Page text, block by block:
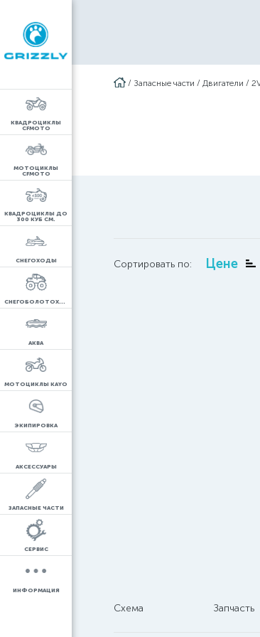
КВАДРОЦИКЛЫ
CFMOTO
МОТОЦИКЛЫ
CFMOTO
КВАДРОЦИКЛЫ ДО
300 КУБ СМ.
СНЕГОХОДЫ
СНЕГОБОЛОТОХОДЫ
АКВА
МОТОЦИКЛЫ KAYO
ЭКИПИРОВКА
АКСЕССУАРЫ
ЗАПАСНЫЕ ЧАСТИ
СЕРВИС
ИНФОРМАЦИЯ
/ Запасные части / Двигатели /
Сортировать по: Цене
Схема Запчасть